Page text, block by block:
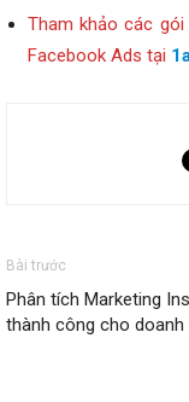
Tham khảo các
Facebook Ads tại
Bài trước
Phân tích Marketing
thành công cho doanh